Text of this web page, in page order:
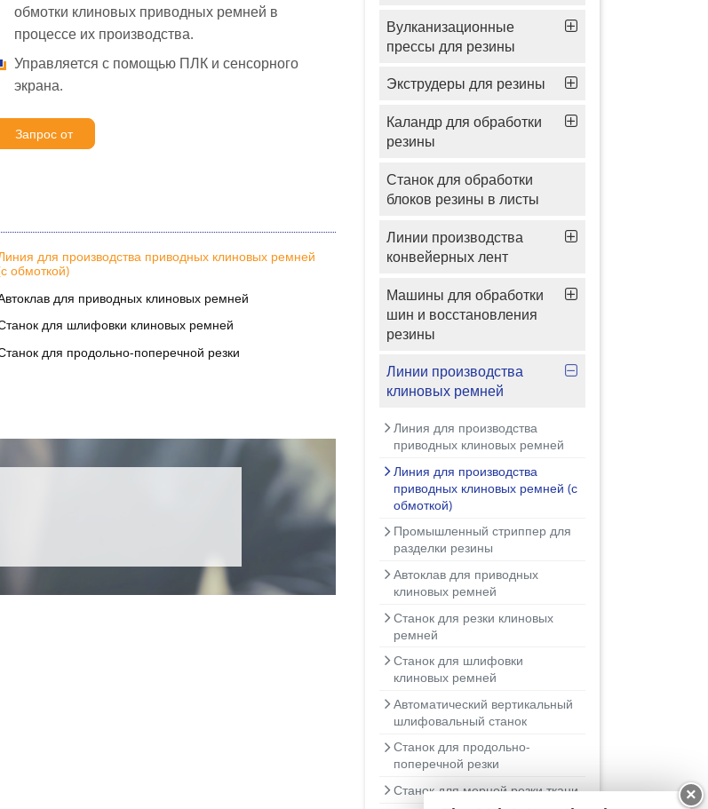
обмотки клиновых приводных ремней в
процессе их производства.
Управляется с помощью ПЛК и сенсорного
экрана.
Запрос от
для производства приводных клиновых ремней
обмоткой)
для приводных клиновых ремней
для шлифовки клиновых ремней
для продольно-поперечной резки
Вулканизационные
прессы для резины
Экструдеры для резины
Каландр для обработки
резины
Станок для обработки
блоков резины в листы
Линии производства
конвейерных лент
Машины для обработки
шин и восстановления
резины
Линии производства
клиновых ремней
Линия для производства
приводных клиновых ремней
Линия для производства
приводных клиновых ремней (с
обмоткой)
Промышленный стриппер для
разделки резины
Автоклав для приводных
клиновых ремней
Станок для резки клиновых
ремней
Станок для шлифовки
клиновых ремней
Автоматический вертикальный
шлифовальный станок
Станок для продольно-
поперечной резки
Станок для мерной резки ткани
×